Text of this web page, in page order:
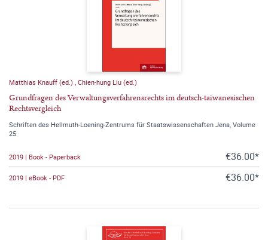
Matthias Knauff (ed.) , Chien-hung Liu (ed.)
Grundfragen des Verwaltungsverfahrensrechts im deutsch-taiwanesischen
Rechtsvergleich
Schriften des Hellmuth-Loening-Zentrums für Staatswissenschaften Jena, Volume
25
2019 | Book - Paperback €36.00*
2019 | eBook - PDF €36.00*